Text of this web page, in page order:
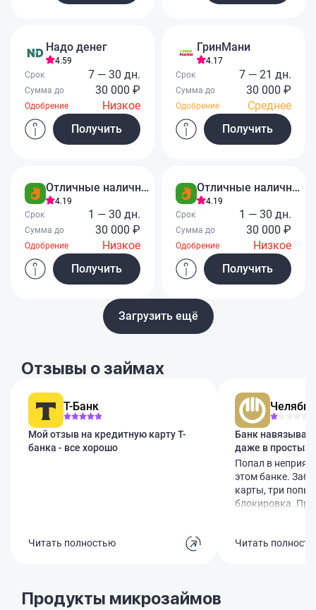
Надо денег
4.59
Срок
7 — 30 дн.
Сумма до 30 000 ₽
Одобрение
Низкое
Получить
ГринМани
4.17
Срок
7 — 21 дн.
Сумма до 30 000 ₽
Одобрение
Среднее
Получить
Отличные наличные
4.19
Срок
1 — 30 дн.
Сумма до 30 000 ₽
Одобрение
Низкое
Получить
Отличные наличные
4.19
Срок
1 — 30 дн.
Сумма до 30 000 ₽
Одобрение
Низкое
Получить
Загрузить ещё
Отзывы о займах
Т-Банк
Мой отзыв на кредитную карту Т-
банка - все хорошо
Читать полностью
Банк
даже в простых
Попал в
этом банке.
карты, три
блокировка.
Читать
Продукты микрозаймов